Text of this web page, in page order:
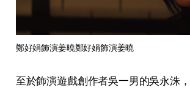
鄭好娟飾演姜曉鄭好娟飾演姜曉
至於飾演遊戲創作者吳一男的吳永洙